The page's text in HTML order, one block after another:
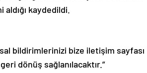
kaydedildi.
bildirimlerinizi bize iletişim sayfası
dönüş sağlanılacaktır.”